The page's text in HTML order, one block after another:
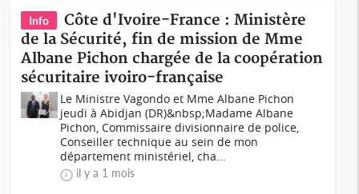
Info
Côte d'Ivoire-France : Ministère
de la Sécurité, fin de mission de Mme
Albane Pichon chargée de la coopération
sécuritaire ivoiro-française
Le Ministre Vagondo et Mme Albane Pichon
jeudi à Abidjan (DR)&nbsp;Madame Albane
Pichon, Commissaire divisionnaire de police,
Conseiller technique au sein de mon
département ministériel, cha...
il y a 1 mois